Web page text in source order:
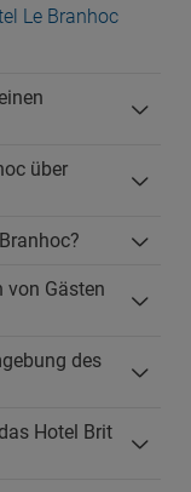
Le Branhoc
über
von Gästen
des
Hotel Brit